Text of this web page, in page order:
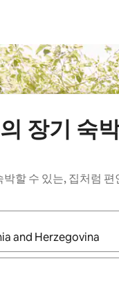
장기 숙
박할 수 있는, 집처럼 편
아래 화살표 키를 사용하